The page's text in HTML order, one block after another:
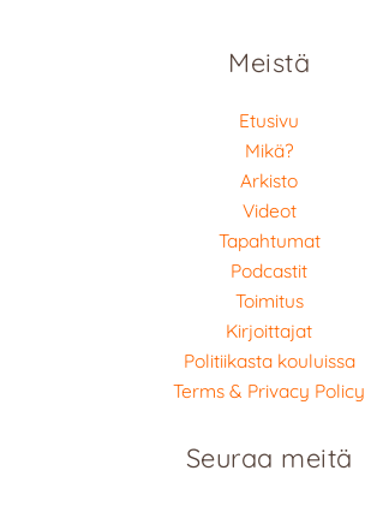
Meistä
Etusivu
Mikä?
Arkisto
Videot
Tapahtumat
Podcastit
Toimitus
Kirjoittajat
Politiikasta kouluissa
Terms & Privacy Policy
Seuraa meitä